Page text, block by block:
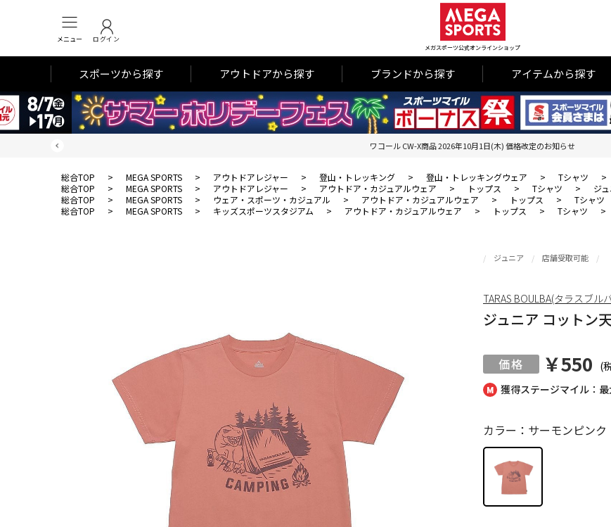
メニュー ログイン
メガスポーツ公式オンラインショップ
スポーツから探す アウトドアから探す ブランドから探す アイテムから探す
ワコール CW-X商品 2026年10月1日(木) 価格改定のお知らせ
総合TOP > MEGA SPORTS > アウトドアレジャー > 登山・トレッキング > 登山・トレッキングウェア > Tシャツ >
総合TOP
> MEGA SPORTS > アウトドアレジャー > アウトドア・カジュアルウェア > トップス > Tシャツ >
ジ
総合TOP
> MEGA SPORTS > ウェア・スポーツ・カジュアル > アウトドア・カジュアルウェア > トップス > Tシャツ
総合TOP
> MEGA SPORTS > キッズスポーツスタジアム > アウトドア・カジュアルウェア > トップス > Tシャツ >
獲得ステージマイル：
ジュニア 店舗受取可能
ジュニア コットン
￥550 (
カラー：サーモンピンク
TARAS BOULBA(タラスブル